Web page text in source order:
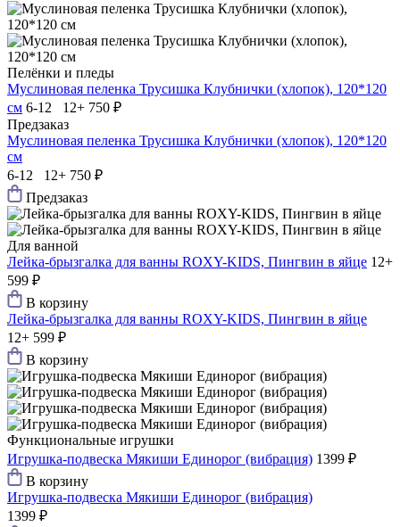
Пелёнки и пледы
Муслиновая пеленка Трусишка Клубнички (хлопок), 120*120
см 6-12 12+ 750 ₽
Предзаказ
Муслиновая пеленка Трусишка Клубнички (хлопок), 120*120
см
6-12 12+ 750 ₽
Предзаказ
Для ванной
Лейка-брызгалка для ванны ROXY-KIDS, Пингвин в яйце 12+
599 ₽
В корзину
Лейка-брызгалка для ванны ROXY-KIDS, Пингвин в яйце
12+ 599 ₽
В корзину
Функциональные игрушки
Игрушка-подвеска Мякиши Единорог (вибрация) 1399 ₽
В корзину
Игрушка-подвеска Мякиши Единорог (вибрация)
1399 ₽